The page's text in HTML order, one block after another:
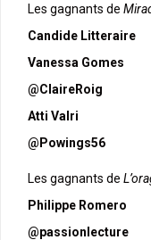
Les gagnants de
Candide Litteraire
Vanessa Gomes
@ClaireRoig
Atti Valri
@Powings56
Les gagnants de
Philippe Romero
@passionlecture